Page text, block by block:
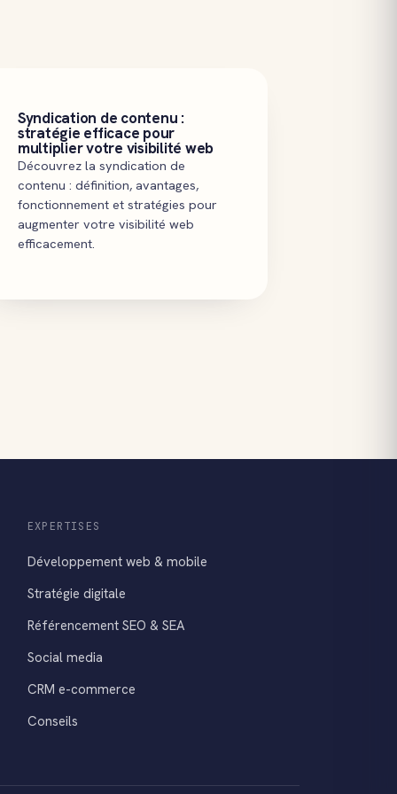
Syndication de contenu :
stratégie efficace pour
multiplier votre visibilité web
Découvrez la syndication de
contenu : définition, avantages,
fonctionnement et stratégies pour
augmenter votre visibilité web
efficacement.
EXPERTISES
Développement web & mobile
Stratégie digitale
Référencement SEO & SEA
Social media
CRM e-commerce
Conseils